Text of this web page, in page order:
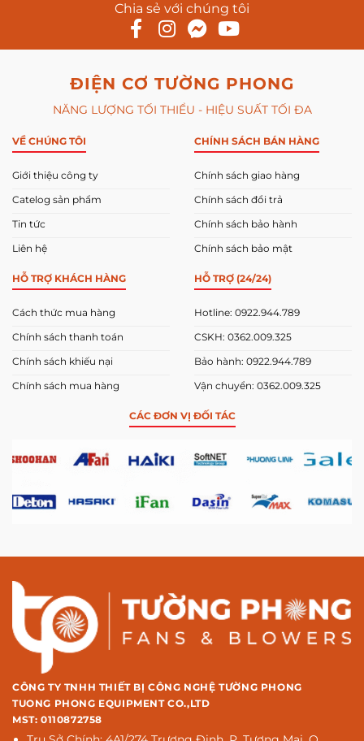
Chia sẻ với chúng tôi
ĐIỆN CƠ TƯỜNG PHONG
NĂNG LƯỢNG TỐI THIỂU - HIỆU SUẤT TỐI ĐA
VỀ CHÚNG TÔI
Giới thiệu công ty
Catelog sản phẩm
Tin tức
Liên hệ
CHÍNH SÁCH BÁN HÀNG
Chính sách giao hàng
Chính sách đổi trả
Chính sách bảo hành
Chính sách bảo mật
HỖ TRỢ KHÁCH HÀNG
Cách thức mua hàng
Chính sách thanh toán
Chính sách khiếu nại
Chính sách mua hàng
HỖ TRỢ (24/24)
Hotline: 0922.944.789
CSKH: 0362.009.325
Bảo hành: 0922.944.789
Vận chuyển: 0362.009.325
CÁC ĐƠN VỊ ĐỐI TÁC
CÔNG TY TNHH THIẾT BỊ CÔNG NGHỆ TƯỜNG PHONG
TUONG PHONG EQUIPMENT CO.,LTD
MST: 0110872758